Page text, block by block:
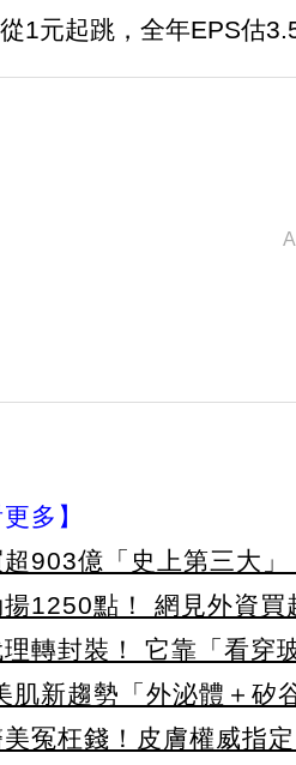
1元起跳，全年EPS估
多】
903億「史上第三大
揚1250點！ 網見外資買
轉封裝！ 它靠「看穿
新趨勢「外泌體＋矽
冤枉錢！皮膚權威指